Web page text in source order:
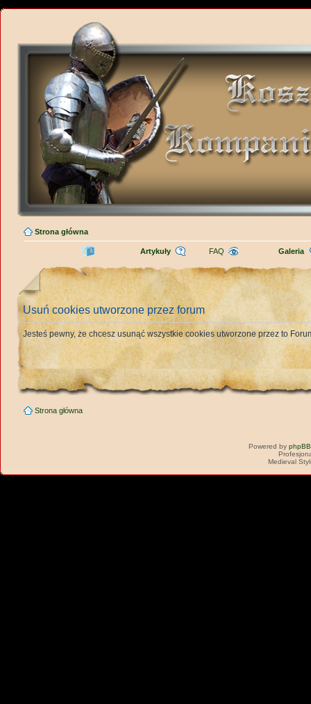
Strona główna
Artykuły FAQ Galeria
Usuń cookies utworzone przez forum
Jesteś pewny, że chcesz usunąć wszystkie cookies utworzone przez to
Strona główna
Powered by phpBB
Medieval